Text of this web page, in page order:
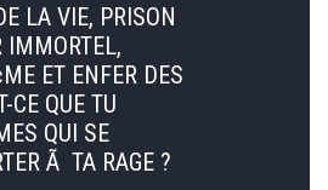
LA VIE, PRISON
IMMORTEL,
ET ENFER DES
CE QUE TU
QUI SE
Ã TA RAGE ?